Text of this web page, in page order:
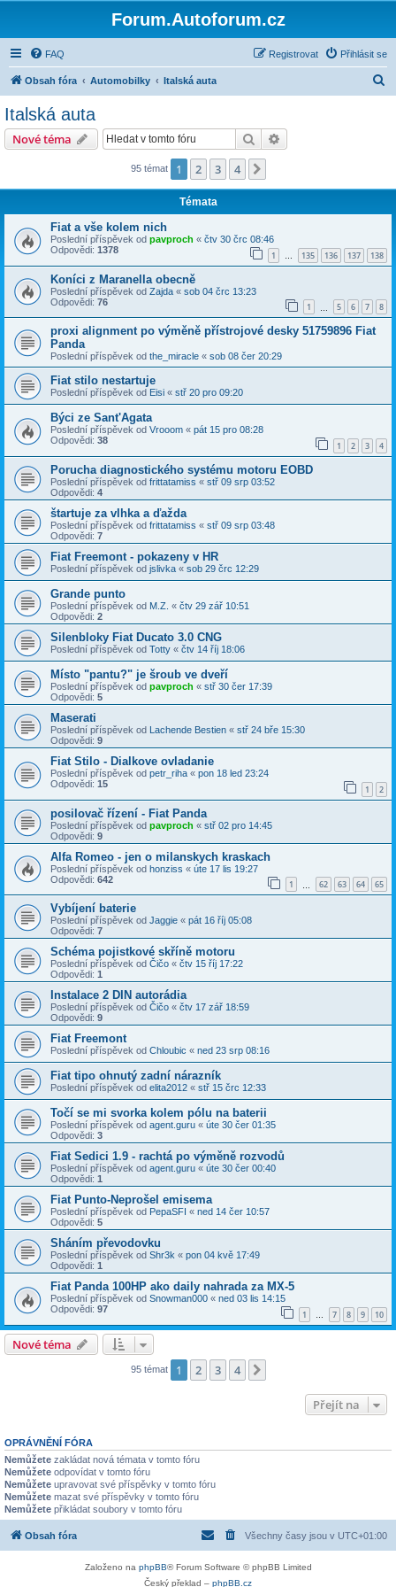
Forum.Autoforum.cz
FAQ Přihlásit se
Registrovat
Obsah fóra Automobilky Italská auta
Italská auta
Nové téma Hledat
95 témat 1 2 3 4
Témata
Fiat a vše kolem nich
Poslední příspěvek od pavproch « čtv 30 črc 08:46
Odpovědi: 1378 1 … 135 136 137 138
Koníci z Maranella obecně
Poslední příspěvek od Zajda « sob 04 črc 13:23
Odpovědi: 76 1 5 6 7 8
proxi alignment po výměně přístrojové desky 51759896 Fiat
Panda
Poslední příspěvek od the_miracle « sob 08 čer 20:29
Fiat stilo nestartuje
Poslední příspěvek od Eisi « stř 20 pro 09:20
Býci ze Sant'Agata
Poslední příspěvek od Vrooom « pát 15 pro 08:28
Odpovědi: 38 1 2 3 4
Porucha diagnostického systému motoru EOBD
Poslední příspěvek od frittatamiss « stř 09 srp 03:52
Odpovědi: 4
štartuje za vlhka a ďažda
Poslední příspěvek od frittatamiss « stř 09 srp 03:48
Odpovědi: 7
Fiat Freemont - pokazeny v HR
Poslední příspěvek od jslivka « sob 29 črc 12:29
Grande punto
Poslední příspěvek od M.Z. « čtv 29 zář 10:51
Odpovědi: 2
Silenbloky Fiat Ducato 3.0 CNG
Poslední příspěvek od Totty « čtv 14 říj 18:06
Místo "pantu?" je šroub ve dveří
Poslední příspěvek od pavproch « stř 30 čer 17:39
Odpovědi: 5
Maserati
Poslední příspěvek od Lachende Bestien « stř 24 bře 15:30
Odpovědi: 9
Fiat Stilo - Dialkove ovladanie
Poslední příspěvek od petr_riha « pon 18 led 23:24
Odpovědi: 15 1 2
posilovač řízení - Fiat Panda
Poslední příspěvek od pavproch « stř 02 pro 14:45
Odpovědi: 9
Alfa Romeo - jen o milanskych kraskach
Poslední příspěvek od honziss « úte 17 lis 19:27
Odpovědi: 642 1 62 63 64 65
Vybíjení baterie
Poslední příspěvek od Jaggie « pát 16 říj 05:08
Odpovědi: 7
Schéma pojistkové skříně motoru
Poslední příspěvek od Čičo « čtv 15 říj 17:22
Odpovědi: 1
Instalace 2 DIN autorádia
Poslední příspěvek od Čičo « čtv 17 zář 18:59
Odpovědi: 9
Fiat Freemont
Poslední příspěvek od Chloubic « ned 23 srp 08:16
Fiat tipo ohnutý zadní nárazník
Poslední příspěvek od elita2012 « stř 15 črc 12:33
Točí se mi svorka kolem pólu na baterii
Poslední příspěvek od agent.guru « úte 30 čer 01:35
Odpovědi: 3
Fiat Sedici 1.9 - rachtá po výměně rozvodů
Poslední příspěvek od agent.guru « úte 30 čer 00:40
Odpovědi: 1
Fiat Punto-Neprošel emisema
Poslední příspěvek od PepaSFI « ned 14 čer 10:57
Odpovědi: 5
Sháním převodovku
Poslední příspěvek od Shr3k « pon 04 kvě 17:49
Odpovědi: 1
Fiat Panda 100HP ako daily nahrada za MX-5
Poslední příspěvek od Snowman000 « ned 03 lis 14:15
Odpovědi: 97 1 … 7 8 9 10
Nové téma
95 témat 1 2 3 4
Přejít na
OPRÁVNĚNÍ FÓRA
Nemůžete zakládat nová témata v tomto fóru
Nemůžete odpovídat v tomto fóru
Nemůžete upravovat své příspěvky v tomto fóru
Nemůžete mazat své příspěvky v tomto fóru
Nemůžete přikládat soubory v tomto fóru
Obsah fóra Všechny časy jsou v UTC+01:00
Založeno na phpBB® Forum Software © phpBB Limited
Český překlad – phpBB.cz